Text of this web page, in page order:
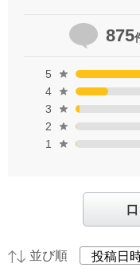
875
5
4
3
2
1
並び順